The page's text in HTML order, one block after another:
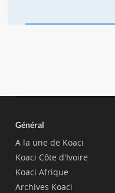
Général
A la une de Koaci
Koaci Côte d'Ivoire
Koaci Afrique
Archives Koaci